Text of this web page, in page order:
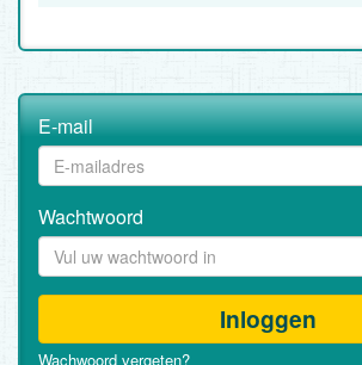
E-mail
Wachtwoord
Inloggen
Wachwoord vergeten?